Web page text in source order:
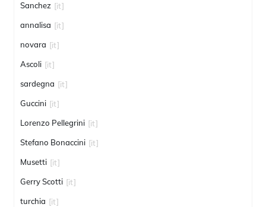
Sanchez [it]
annalisa [it]
novara [it]
Ascoli [it]
sardegna [it]
Guccini [it]
Lorenzo Pellegrini [it]
Stefano Bonaccini [it]
Musetti [it]
Gerry Scotti [it]
turchia [it]